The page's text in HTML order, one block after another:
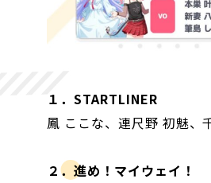
１．STARTLINER
鳳 ここな、連尺野 初魅、
２．進め！マイウェイ！